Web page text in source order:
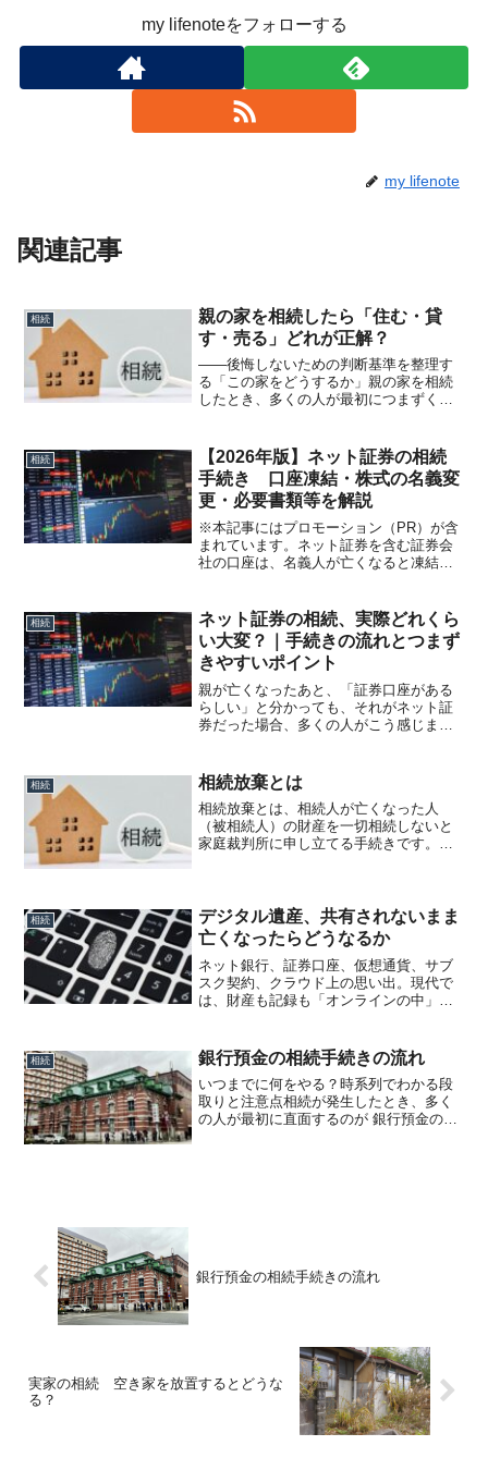
my lifenoteをフォローする
my lifenote
関連記事
相続
親の家を相続したら「住む・貸
す・売る」どれが正解？
――後悔しないための判断基準を整理す
る「この家をどうするか」親の家を相続
したとき、多くの人が最初につまずくの
ない家族の思い出が詰まった家。売るの
は気が引けるそう感じて決...
相続
【2026年版】ネット証券の相続
手続き 口座凍結・株式の名義変
更・必要書類等を解説
※本記事にはプロモーション（PR）が含
まれています。ネット証券を含む証券会
社の口座は、名義人が亡くなると凍結さ
更できる？ ・どれくらい時間がかか
る？この記事では、ネ...
相続
ネット証券の相続、実際どれくら
い大変？｜手続きの流れとつまず
きやすいポイント
親が亡くなったあと、「証券口座がある
らしい」と分かっても、それがネット証
券だった場合、多くの人がこう感じま
放置してもいいのでは？結論から言う
と、ネット証券の相続は「時間...
相続 相続放棄とは
相続放棄とは、相続人が亡くなった人
（被相続人）の財産を一切相続しないと
家庭裁判所に申し立てる手続きです。日
相続する限定承認財産の範...
相続
デジタル遺産、共有されないまま
亡くなったらどうなるか
ネット銀行、証券口座、仮想通貨、サブ
スク契約、クラウド上の思い出。現代で
は、財産も記録も「オンラインの中」に
場合、何が起きるのでしょう。① 金融資
産は「相続できる」が、す...
相続 銀行預金の相続手続きの流れ
いつまでに何をやる？時系列でわかる段
取りと注意点相続が発生したとき、多く
の人が最初に直面するのが 銀行預金の手
銀行預金の相続手続きの流れ
実家の相続 空き家を放置するとどうな
る？